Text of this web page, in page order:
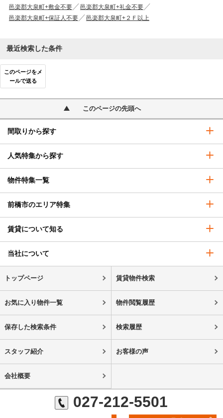
邑楽郡大泉町+敷金不要
邑楽郡大泉町+礼金不要
邑楽郡大泉町+保証人不要
邑楽郡大泉町+２Ｆ以上
最近検索した条件
このページをメ
ールで送る
このページの先頭へ
間取りから探す
人気特集から探す
物件特集一覧
前橋市のエリア特集
賃貸について知る
当社について
トップページ 賃貸物件検索
お気に入り物件一覧 物件閲覧履歴
保存した検索条件 検索履歴
スタッフ紹介 お客様の声
会社概要
027-212-5501